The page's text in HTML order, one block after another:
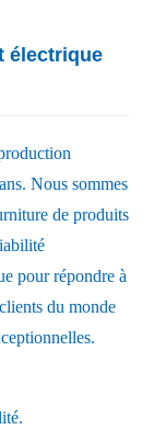
électrique
Nous sommes
de produits
pour répondre à
du monde